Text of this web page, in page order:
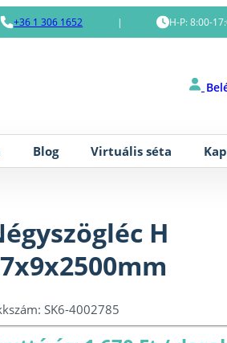
+36 1 306 1652 | H-P: 8:00-
Blog Virtuális séta
H
SK6-4002785